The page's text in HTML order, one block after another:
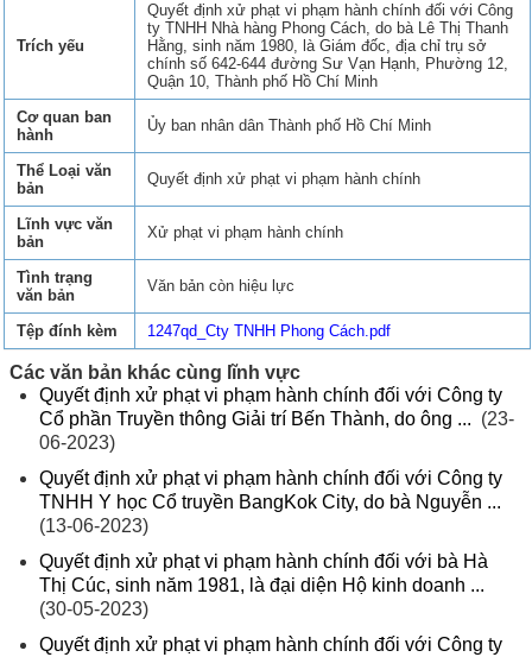
Trích yếu
Quyết định xử phạt vi phạm hành chính đối với Công
ty TNHH Nhà hàng Phong Cách, do bà Lê Thị Thanh
Hằng, sinh năm 1980, là Giám đốc, địa chỉ trụ sở
chính số 642-644 đường Sư Vạn Hạnh, Phường 12,
Quận 10, Thành phố Hồ Chí Minh
Cơ quan ban
hành
Ủy ban nhân dân Thành phố Hồ Chí Minh
Thể Loại văn
bản
Quyết định xử phạt vi phạm hành chính
Lĩnh vực văn
bản
Xử phạt vi phạm hành chính
Tình trạng
văn bản
Văn bản còn hiệu lực
Tệp đính kèm 1247qd_Cty TNHH Phong Cách.pdf
Các văn bản khác cùng lĩnh vực
Quyết định xử phạt vi phạm hành chính đối với Công ty
Cổ phần Truyền thông Giải trí Bến Thành, do ông ... (23-
06-2023)
Quyết định xử phạt vi phạm hành chính đối với Công ty
TNHH Y học Cổ truyền BangKok City, do bà Nguyễn ...
(13-06-2023)
Quyết định xử phạt vi phạm hành chính đối với bà Hà
Thị Cúc, sinh năm 1981, là đại diện Hộ kinh doanh ...
(30-05-2023)
Quyết định xử phạt vi phạm hành chính đối với Công ty